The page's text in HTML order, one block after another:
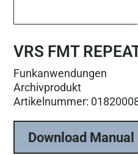
VRS FMT
Funkanwendungen
Archivprodukt
Artikelnummer:
Download Manual